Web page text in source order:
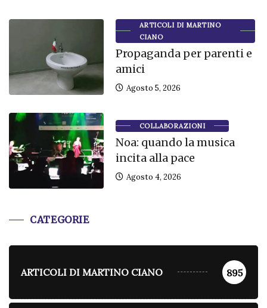
ARTICOLI DI MARTINO
CIANO
Propaganda per parenti e
amici
Agosto 5, 2026
COLLABORAZIONI
Noa: quando la musica
incita alla pace
Agosto 4, 2026
CATEGORIE
ARTICOLI DI MARTINO CIANO 895